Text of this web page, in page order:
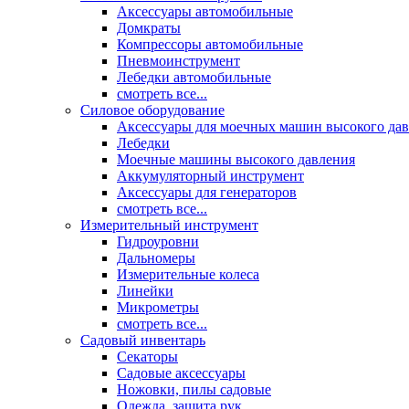
Аксессуары автомобильные
Домкраты
Компрессоры автомобильные
Пневмоинструмент
Лебедки автомобильные
смотреть все...
Силовое оборудование
Аксессуары для моечных машин высокого
Лебедки
Моечные машины высокого давления
Аккумуляторный инструмент
Аксессуары для генераторов
смотреть все...
Измерительный инструмент
Гидроуровни
Дальномеры
Измерительные колеса
Линейки
Микрометры
смотреть все...
Садовый инвентарь
Секаторы
Садовые аксессуары
Ножовки, пилы садовые
Одежда, защита рук